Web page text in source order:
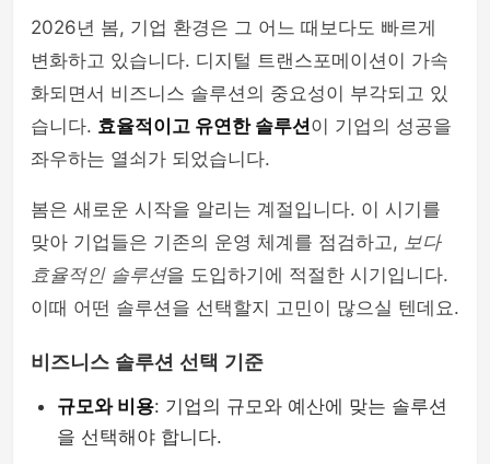
2026년 봄, 기업 환경은 그 어느 때보다도 빠르게
변화하고 있습니다. 디지털 트랜스포메이션이 가속
화되면서 비즈니스 솔루션의 중요성이 부각되고 있
습니다. 효율적이고 유연한 솔루션이 기업의 성공을
좌우하는 열쇠가 되었습니다.
봄은 새로운 시작을 알리는 계절입니다. 이 시기를
맞아 기업들은 기존의 운영 체계를 점검하고, 보다
효율적인 솔루션을 도입하기에 적절한 시기입니다.
이때 어떤 솔루션을 선택할지 고민이 많으실 텐데요.
비즈니스 솔루션 선택 기준
규모와 비용: 기업의 규모와 예산에 맞는 솔루션
을 선택해야 합니다.